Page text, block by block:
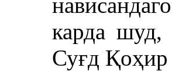
карда шуд,
Суғд Қоҳир